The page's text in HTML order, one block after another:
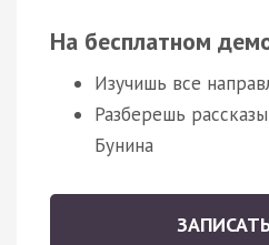
На бесплатном
Изучишь все
Разберешь
Бунина